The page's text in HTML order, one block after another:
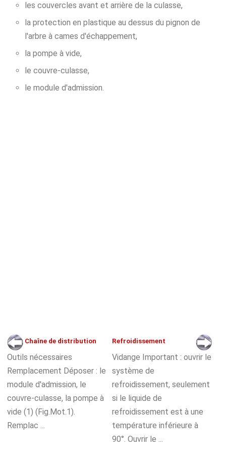
les couvercles avant et arrière de la culasse,
la protection en plastique au dessus du pignon de
l'arbre à cames d'échappement,
la pompe à vide,
le couvre-culasse,
le module d'admission.
Chaîne de distribution
Outils nécessaires
Remplacement Déposer : le
module d'admission, le
couvre-culasse, la pompe à
vide (1) (Fig.Mot.1).
Remplac ...
Refroidissement
Vidange Important : ouvrir le
système de
refroidissement, seulement
si le liquide de
refroidissement est à une
température inférieure à
90°. Ouvrir le ...